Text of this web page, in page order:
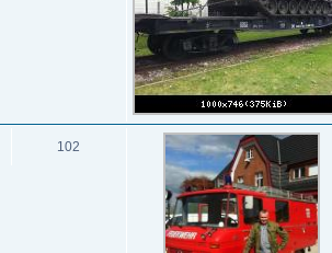
102